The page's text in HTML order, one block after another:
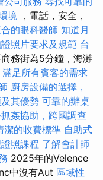
境 ，電話，安全，
的眼科醫師 知道月
照片要求及規範 台
務街為5分鐘，海灘
足所有賓客的需求
廚房設備的選擇，
其優勢 可靠的辦桌
姦協助，跨國調查
潔的收費標準 自助式
照課程 了解會計師
2025年的Velence
中沒有Aut 區域性